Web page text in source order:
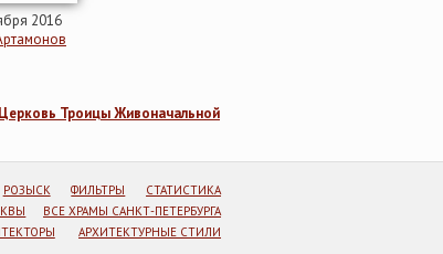
2016
Троицы Живоначальной
РОЗЫСК ФИЛЬТРЫ
СТАТИСТИКА
ВСЕ ХРАМЫ САНКТ-ПЕТЕРБУРГА
АРХИТЕКТУРНЫЕ СТИЛИ